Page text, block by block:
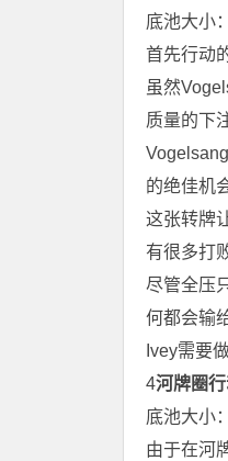
底池大小
首先行动
虽然
质量的下
的绝佳机
这张转牌
有很多打
尽管全压
何都会输
Ivey需要
4河牌圈
底池大小
由于在河